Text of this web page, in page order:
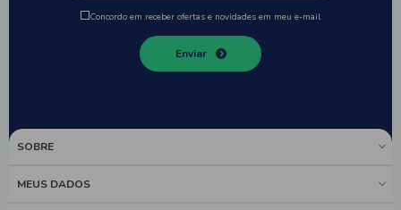
Enviar
Concordo em receber ofertas e novidades em meu e-mail
SOBRE
MEUS DADOS